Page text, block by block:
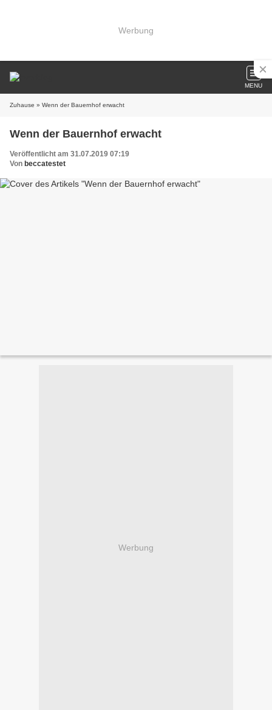
Werbung
MENU
Zuhause » Wenn der Bauernhof erwacht
Wenn der Bauernhof erwacht
Veröffentlicht am 31.07.2019 07:19
Von beccatestet
Werbung